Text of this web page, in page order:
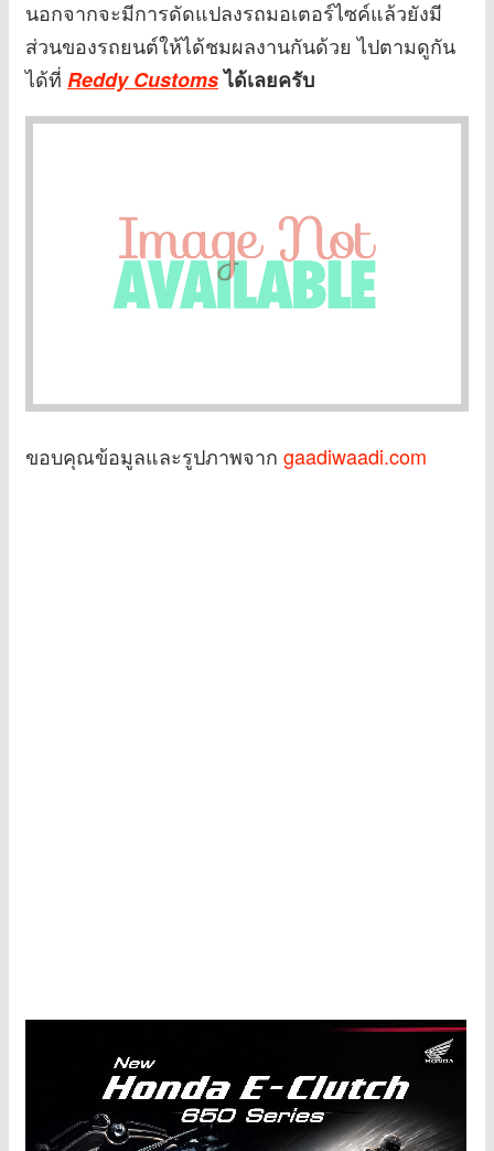
นอกจากจะมีการดัดแปลงรถมอเตอร์ไซค์แล้วยังมี
ส่วนของรถยนต์ให้ได้ชมผลงานกันด้วย ไปตามดูกัน
ได้ที่ Reddy Customsได้เลยครับ
ขอบคุณข้อมูลและรูปภาพจาก gaadiwaadi.com